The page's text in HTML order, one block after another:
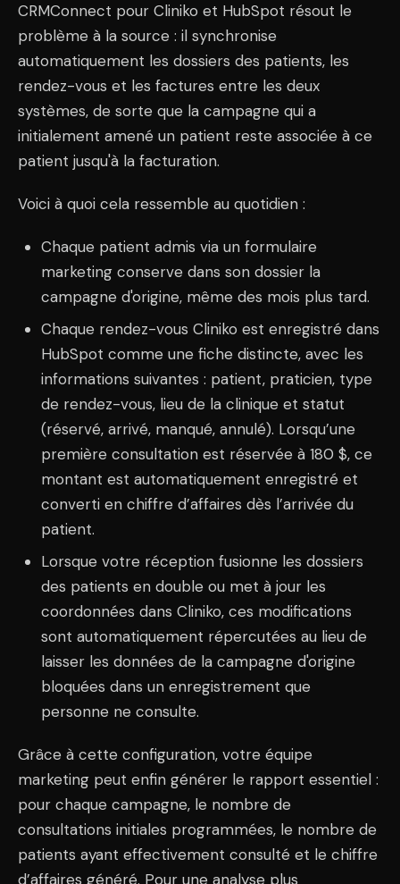
CRMConnect pour Cliniko et HubSpot résout le
problème à la source : il synchronise
automatiquement les dossiers des patients, les
rendez-vous et les factures entre les deux
systèmes, de sorte que la campagne qui a
initialement amené un patient reste associée à ce
patient jusqu'à la facturation.
Voici à quoi cela ressemble au quotidien :
Chaque patient admis via un formulaire
marketing conserve dans son dossier la
campagne d'origine, même des mois plus tard.
Chaque rendez-vous Cliniko est enregistré dans
HubSpot comme une fiche distincte, avec les
informations suivantes : patient, praticien, type
de rendez-vous, lieu de la clinique et statut
(réservé, arrivé, manqué, annulé). Lorsqu’une
première consultation est réservée à 180 $, ce
montant est automatiquement enregistré et
converti en chiffre d’affaires dès l’arrivée du
patient.
Lorsque votre réception fusionne les dossiers
des patients en double ou met à jour les
coordonnées dans Cliniko, ces modifications
sont automatiquement répercutées au lieu de
laisser les données de la campagne d'origine
bloquées dans un enregistrement que
personne ne consulte.
Grâce à cette configuration, votre équipe
marketing peut enfin générer le rapport essentiel :
pour chaque campagne, le nombre de
consultations initiales programmées, le nombre de
patients ayant effectivement consulté et le chiffre
d’affaires généré. Pour une analyse plus